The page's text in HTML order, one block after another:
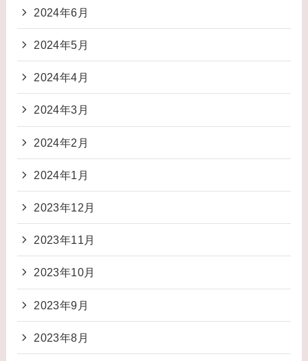
2024年6月
2024年5月
2024年4月
2024年3月
2024年2月
2024年1月
2023年12月
2023年11月
2023年10月
2023年9月
2023年8月